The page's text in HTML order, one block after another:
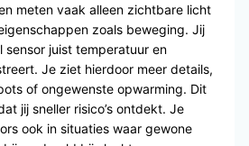
meten vaak alleen zichtbare licht
zoals beweging. Jij
sensor juist temperatuur en
Je ziet hierdoor meer details,
of ongewenste opwarming. Dit
jij sneller risico’s ontdekt. Je
ook in situaties waar gewone